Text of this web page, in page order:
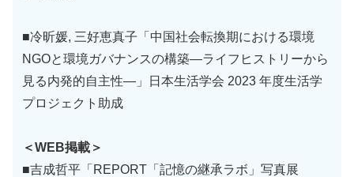
■冷昕媛, 三好恵真子「中国社会転換期における環境
NGOと環境ガバナンスの構築―ライフヒストリーから
見る内発的自主性―」日本生活学会 2023 年度生活学
プロジェクト助成
＜WEB掲載＞
■吉成哲平「REPORT「記憶の継承ラボ」写真展